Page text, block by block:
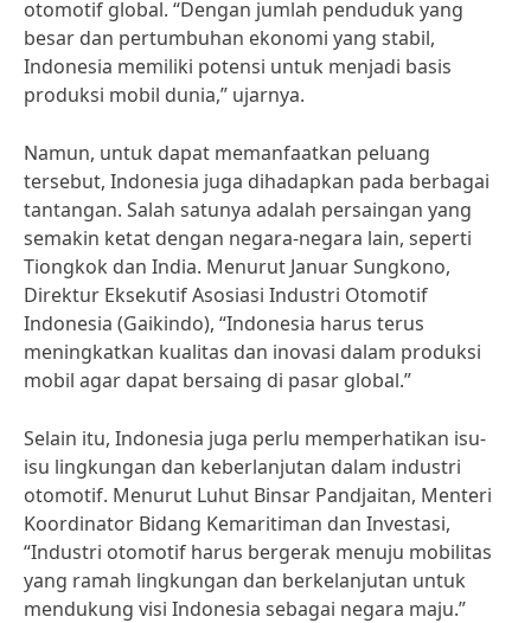
otomotif global. “Dengan jumlah penduduk yang
besar dan pertumbuhan ekonomi yang stabil,
Indonesia memiliki potensi untuk menjadi basis
produksi mobil dunia,” ujarnya.
Namun, untuk dapat memanfaatkan peluang
tersebut, Indonesia juga dihadapkan pada berbagai
tantangan. Salah satunya adalah persaingan yang
semakin ketat dengan negara-negara lain, seperti
Tiongkok dan India. Menurut Januar Sungkono,
Direktur Eksekutif Asosiasi Industri Otomotif
Indonesia (Gaikindo), “Indonesia harus terus
meningkatkan kualitas dan inovasi dalam produksi
mobil agar dapat bersaing di pasar global.”
Selain itu, Indonesia juga perlu memperhatikan isu-
isu lingkungan dan keberlanjutan dalam industri
otomotif. Menurut Luhut Binsar Pandjaitan, Menteri
Koordinator Bidang Kemaritiman dan Investasi,
“Industri otomotif harus bergerak menuju mobilitas
yang ramah lingkungan dan berkelanjutan untuk
mendukung visi Indonesia sebagai negara maju.”